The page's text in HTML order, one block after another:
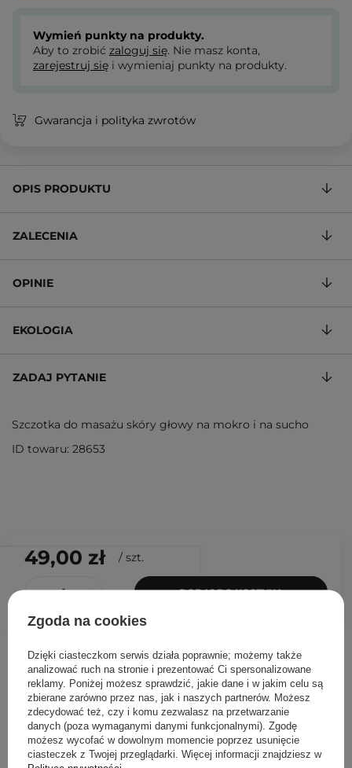
49,00 zł / szt.
DODAJ DO KOSZYKA
Wymień punkty na produkty.
Aby to zrobić zaloguj się. Nie masz konta,
zarejestruj się i wymieniaj punkty na produkty.
Gwarancja i polityka zwrotów
OPIS PRODUKTU
ZALECENIA
OPINIE
EKOLOGIA
ZADAJ PYTANIE
Szczotka do masażu skóry głowy na mokro i na sucho
ID towaru: 28653
Inni klienci sprawdzali również
Zgoda na cookies
Dzięki ciasteczkom serwis działa poprawnie; możemy także
analizować ruch na stronie i prezentować Ci spersonalizowane
reklamy. Poniżej możesz sprawdzić, jakie dane i w jakim celu są
zbierane zarówno przez nas, jak i naszych partnerów. Możesz
zdecydować też, czy i komu zezwalasz na przetwarzanie
danych (poza wymaganymi danymi funkcjonalnymi). Zgodę
możesz wycofać w dowolnym momencie poprzez usunięcie
ciasteczek z Twojej przeglądarki. Więcej informacji znajdziesz w